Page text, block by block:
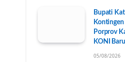
Bupati
Kontingen
Porprov
KONI
05/08/2026